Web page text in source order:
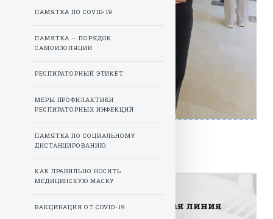
По материалам БелТА и sb.by.
Горячая линия
ПАМЯТКА ПО COVID-19
ПАМЯТКА — ПОРЯДОК
САМОИЗОЛЯЦИИ
РЕСПИРАТОРНЫЙ ЭТИКЕТ
МЕРЫ ПРОФИЛАКТИКИ
РЕСПИРАТОРНЫХ ИНФЕКЦИЙ
ПАМЯТКА ПО СОЦИАЛЬНОМУ
ДИСТАНЦИРОВАНИЮ
КАК ПРАВИЛЬНО НОСИТЬ
МЕДИЦИНСКУЮ МАСКУ
ВАКЦИНАЦИЯ ОТ COVID-19